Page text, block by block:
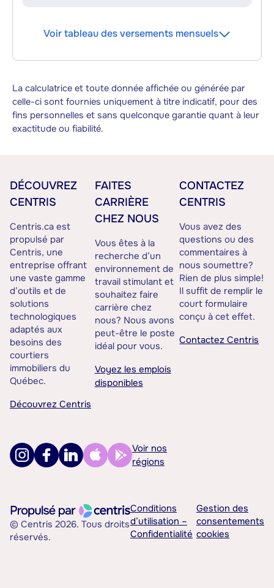
Voir tableau des versements mensuels
La calculatrice et toute donnée affichée ou générée par
celle-ci sont fournies uniquement à titre indicatif, pour des
fins personnelles et sans quelconque garantie quant à leur
exactitude ou fiabilité.
DÉCOUVREZ
CENTRIS
Centris.ca est
propulsé par
Centris, une
entreprise offrant
une vaste gamme
d’outils et de
solutions
technologiques
adaptés aux
besoins des
courtiers
immobiliers du
Québec.
Découvrez Centris
FAITES
CARRIÈRE
CHEZ NOUS
Vous êtes à la
recherche d’un
environnement de
travail stimulant et
souhaitez faire
carrière chez
nous? Nous avons
peut-être le poste
idéal pour vous.
Voyez les emplois
disponibles
CONTACTEZ
CENTRIS
Vous avez des
questions ou des
commentaires à
nous soumettre?
Rien de plus simple!
Il suffit de remplir le
court formulaire
conçu à cet effet.
Contactez Centris
Voir nos
régions
© Centris 2026. Tous droits
réservés.
Conditions
d’utilisation –
Confidentialité
Gestion des
consentements
cookies